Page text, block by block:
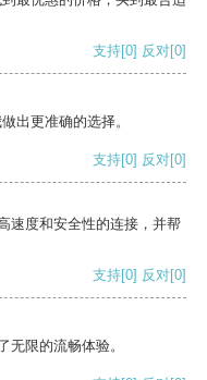
支持[0] 反对[0]
出更准确的选择。
支持[0] 反对[0]
速度和安全性的连接，并帮
支持[0] 反对[0]
限的流畅体验。